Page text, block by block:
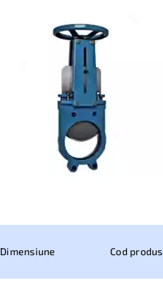
Dimensiune Cod produs